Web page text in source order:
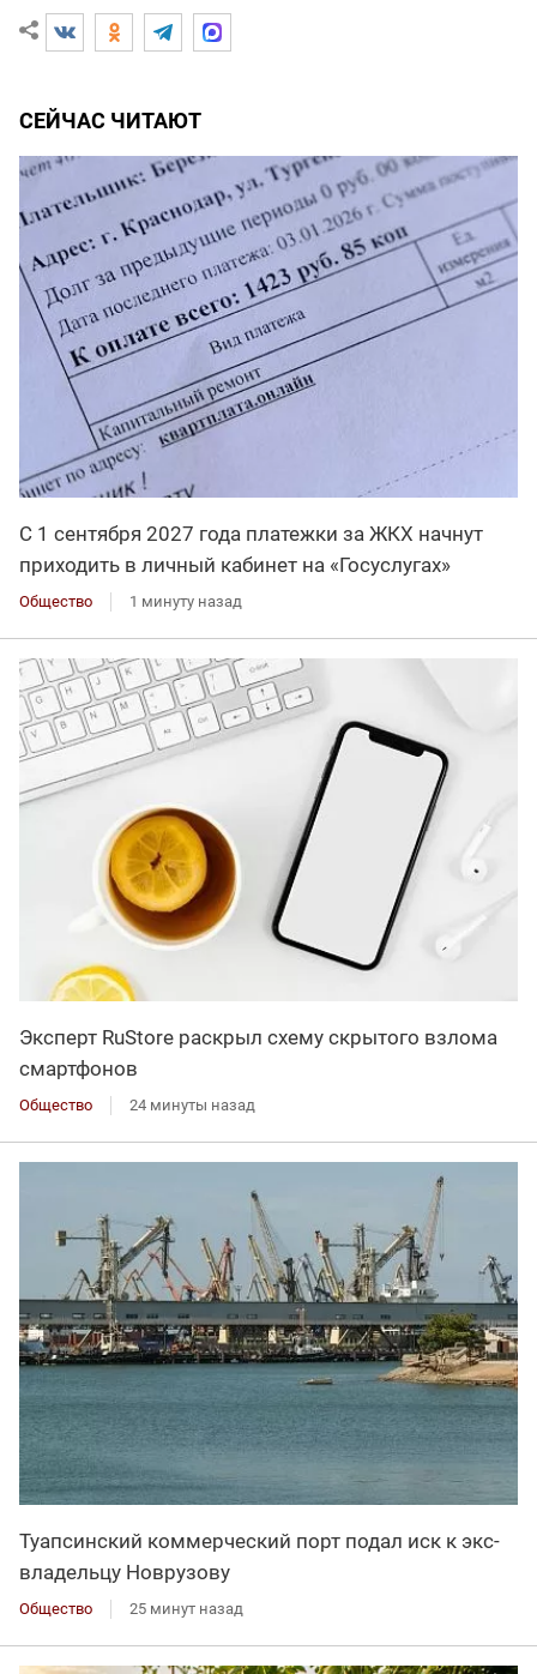
СЕЙЧАС ЧИТАЮТ
С 1 сентября 2027 года платежки за ЖКХ начнут
приходить в личный кабинет на «Госуслугах»
Общество 1 минуту назад
Эксперт RuStore раскрыл схему скрытого взлома
смартфонов
Общество 24 минуты назад
Туапсинский коммерческий порт подал иск к экс-
владельцу Новрузову
Общество 25 минут назад